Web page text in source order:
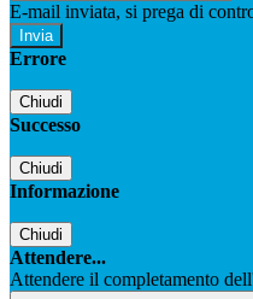
E-mail inviata, si prega di
Errore
Chiudi
Successo
Chiudi
Informazione
Chiudi
Attendere...
Attendere il completamento